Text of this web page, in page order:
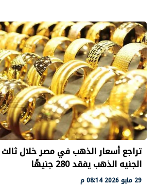
تراجع أسعار الذهب في مصر خلال ثالث
الجنيه الذهب يفقد 280 جنيهًا
29 مايو 2026 08:14 م